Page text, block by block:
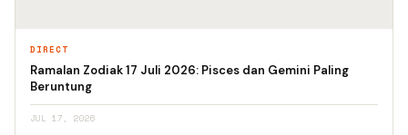
DIRECT
Ramalan Zodiak 17 Juli 2026: Pisces dan Gemini Paling
Beruntung
JUL 17, 2026